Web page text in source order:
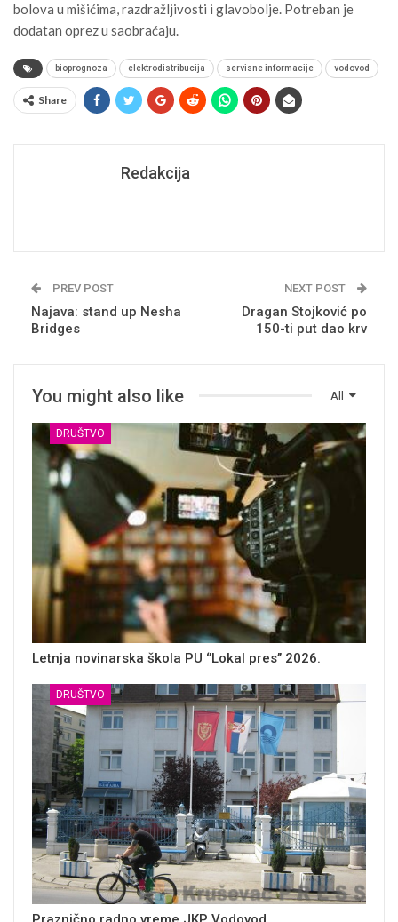
bolova u mišićima, razdražljivosti i glavobolje. Potreban je
dodatan oprez u saobraćaju.
bioprognoza elektrodistribucija servisne informacije vodovod
Share
Redakcija
PREV POST
Najava: stand up Nesha
Bridges
NEXT POST
Dragan Stojković po
150-ti put dao krv
All
You might also like
DRUŠTVO
Letnja novinarska škola PU ‘’Lokal pres’’ 2026.
DRUŠTVO